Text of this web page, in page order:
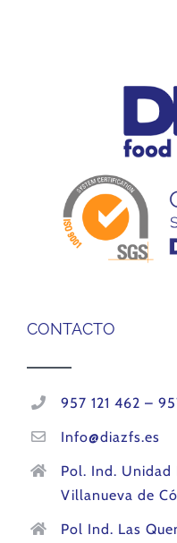
CONTACTO
957 121 462 –
Info@diazfs.es
Pol. Ind.
Villanueva de
Pol Ind. Las